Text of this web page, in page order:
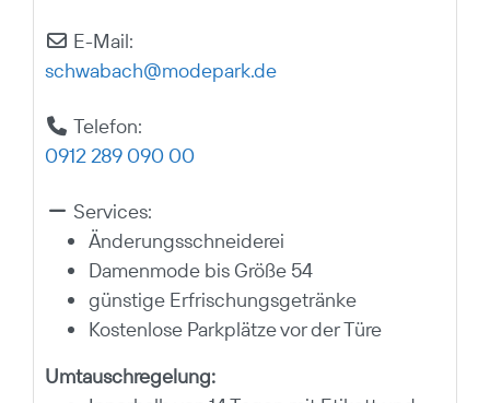
E-Mail:
schwabach@modepark.de
Telefon:
0912 289 090 00
Services:
Änderungsschneiderei
Damenmode bis Größe 54
günstige Erfrischungsgetränke
Kostenlose Parkplätze vor der Türe
Umtauschregelung: